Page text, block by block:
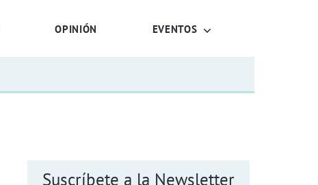
OPINIÓN EVENTOS
Suscríbete a la Newsletter